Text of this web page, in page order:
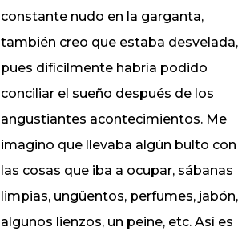
constante nudo en la garganta,
también creo que estaba desvelada,
pues difícilmente habría podido
conciliar el sueño después de los
angustiantes acontecimientos. Me
imagino que llevaba algún bulto con
las cosas que iba a ocupar, sábanas
limpias, ungüentos, perfumes, jabón,
algunos lienzos, un peine, etc. Así es